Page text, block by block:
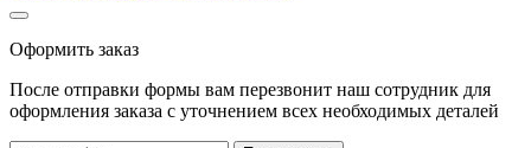
Оформить заказ
После отправки формы вам перезвонит наш сотрудник для
оформления заказа с уточнением всех необходимых деталей